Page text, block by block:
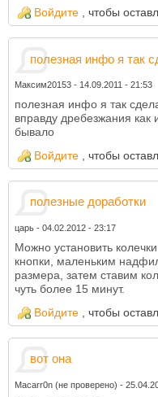
Войдите , чтобы
полезная инфо я так
Максим20153- 14.09.2011 - 21:53
полезная инфо я так
вправду дребезжания как
бывало
Войдите , чтобы
полезные доработки
царь- 04.02.2012 - 23:17
Можно установить
кнопки, маленьким
размера, затем ставим
чуть более 15 минут.
Войдите , чтобы
вот она
Macarr0n (не проверено) -